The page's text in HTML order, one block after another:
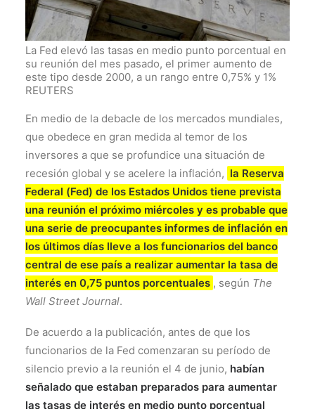
La Fed elevó las tasas en medio punto porcentual en
su reunión del mes pasado, el primer aumento de
este tipo desde 2000, a un rango entre 0,75% y 1%
REUTERS
En medio de la debacle de los mercados mundiales,
que obedece en gran medida al temor de los
inversores a que se profundice una situación de
recesión global y se acelere la inflación, la Reserva
Federal (Fed) de los Estados Unidos tiene prevista
una reunión el próximo miércoles y es probable que
una serie de preocupantes informes de inflación en
los últimos días lleve a los funcionarios del banco
central de ese país a realizar aumentar la tasa de
interés en 0,75 puntos porcentuales , según The
Wall Street Journal.
De acuerdo a la publicación, antes de que los
funcionarios de la Fed comenzaran su período de
silencio previo a la reunión el 4 de junio, habían
señalado que estaban preparados para aumentar
las tasas de interés en medio punto porcentual